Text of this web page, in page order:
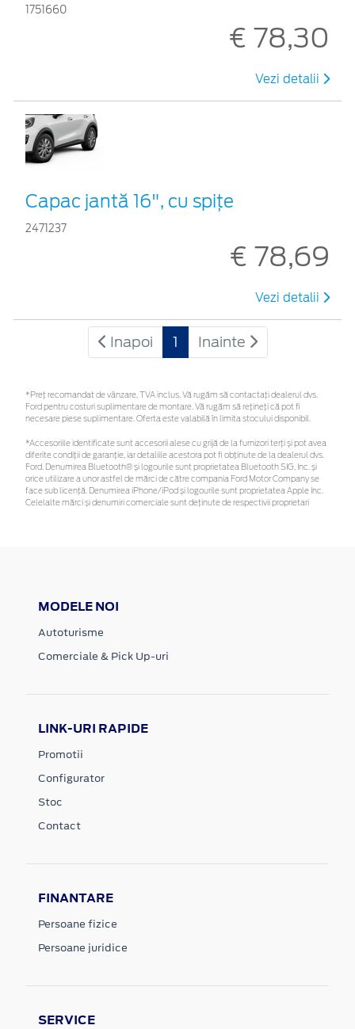
1751660
€ 78,30
Vezi detalii
Capac jantă 16", cu spițe
2471237
€ 78,69
Vezi detalii
Inapoi 1 Inainte
*Preţ recomandat de vânzare, TVA inclus. Vă rugăm să contactaţi dealerul dvs.
Ford pentru costuri suplimentare de montare. Vă rugăm să rețineți că pot fi
necesare piese suplimentare. Oferta este valabilă în limita stocului disponibil.
*Accesoriile identificate sunt accesorii alese cu grijă de la furnizori terți și pot avea
diferite condiții de garanție, iar detaliile acestora pot fi obținute de la dealerul dvs.
Ford. Denumirea Bluetooth® și logourile sunt proprietatea Bluetooth SIG, Inc. și
orice utilizare a unor astfel de mărci de către compania Ford Motor Company se
face sub licență. Denumirea iPhone/iPod și logourile sunt proprietatea Apple Inc.
Celelalte mărci și denumiri comerciale sunt deținute de respectivii proprietari
MODELE NOI
Autoturisme
Comerciale & Pick Up-uri
LINK-URI RAPIDE
Promotii
Configurator
Stoc
Contact
FINANTARE
Persoane fizice
Persoane juridice
SERVICE